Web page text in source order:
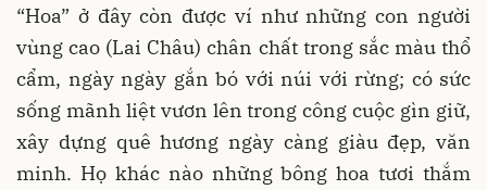
“Hoa” ở đây còn được ví như những con người
vùng cao (Lai Châu) chân chất trong sắc màu thổ
cẩm, ngày ngày gắn bó với núi với rừng; có sức
sống mãnh liệt vươn lên trong công cuộc gìn giữ,
xây dựng quê hương ngày càng giàu đẹp, văn
minh. Họ khác nào những bông hoa tươi thắm